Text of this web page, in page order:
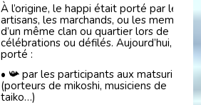
À l’origine, le happi était porté par les
artisans, les marchands, ou les membres
d’un même clan ou quartier lors de
célébrations ou défilés. Aujourd’hui, il est
porté :
• 📯 par les participants aux matsuri
(porteurs de mikoshi, musiciens de
taiko…)